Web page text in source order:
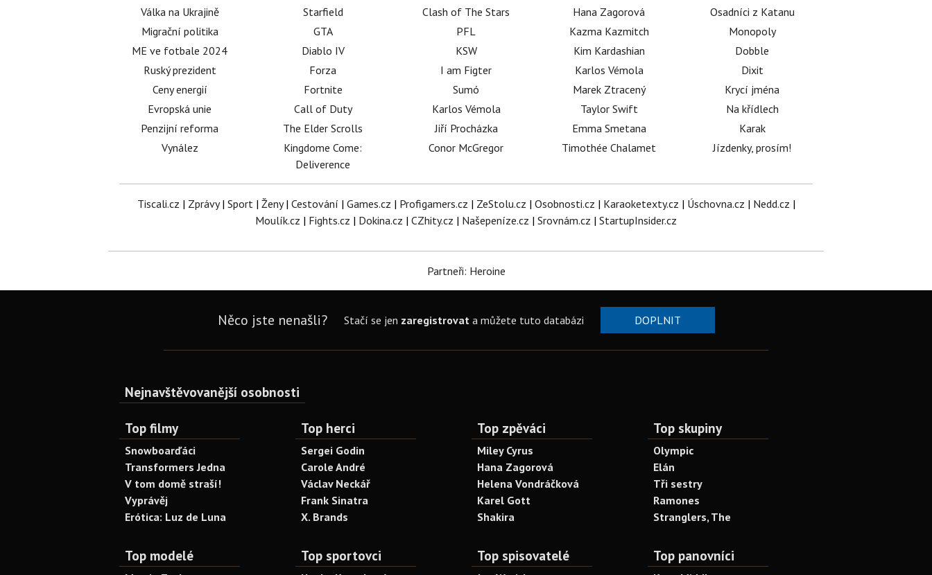
Válka na Ukrajině
Migrační politika
ME ve fotbale 2024
Ruský prezident
Ceny energií
Evropská unie
Penzijní reforma
Vynález
Starfield
GTA
Diablo IV
Forza
Fortnite
Call of Duty
The Elder Scrolls
Kingdome Come:
Deliverence
Clash of The Stars
PFL
KSW
I am Figter
Sumó
Karlos Vémola
Jiří Procházka
Conor McGregor
Hana Zagorová
Kazma Kazmitch
Kim Kardashian
Karlos Vémola
Marek Ztracený
Taylor Swift
Emma Smetana
Timothée Chalamet
Osadníci z Katanu
Monopoly
Dobble
Dixit
Krycí jména
Na křídlech
Karak
Jízdenky, prosím!
Tiscali.cz | Zprávy| Sport| Ženy| Cestování | Games.cz | Profigamers.cz | ZeStolu.cz | Osobnosti.cz | Karaoketexty.cz | Úschovna.cz | Nedd.cz |
Moulík.cz | Fights.cz | Dokina.cz | CZhity.cz | Našepeníze.cz | Srovnám.cz | StartupInsider.cz
Partneři: Heroine
Něco jste nenašli? Stačí se jen zaregistrovata můžete tuto databázi DOPLNIT
Nejnavštěvovanější osobnosti
Top filmy
Snowboarďáci
Transformers Jedna
V tom domě straší!
Vyprávěj
Erótica: Luz de Luna
Top herci
Sergei Godin
Carole André
Václav Neckář
Frank Sinatra
X. Brands
Top zpěváci
Miley Cyrus
Hana Zagorová
Helena Vondráčková
Karel Gott
Shakira
Top skupiny
Olympic
Elán
Tři sestry
Ramones
Stranglers, The
Top modelé Top sportovci Top spisovatelé Top panovníci